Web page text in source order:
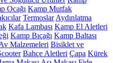
Ocağı Kamp Mutfak
Termoslar Aydınlatma
Kafa Lambası Kamp El Aletleri
Kamp Bıçağı Kamp Baltası
Malzemeleri Bisiklet ve
Bahçe Aletleri Çapa Kürek